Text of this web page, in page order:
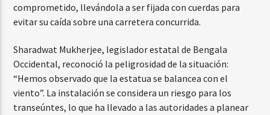
comprometido, llevándola a ser fijada con cuerdas para
evitar su caída sobre una carretera concurrida.
Sharadwat Mukherjee, legislador estatal de Bengala
Occidental, reconoció la peligrosidad de la situación:
“Hemos observado que la estatua se balancea con el
viento”. La instalación se considera un riesgo para los
transeúntes, lo que ha llevado a las autoridades a planear